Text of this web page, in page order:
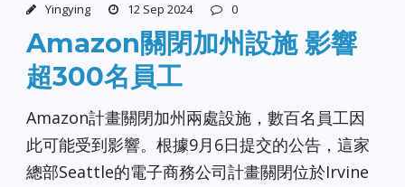
Yingying 12 Sep 2024 0
Amazon關閉加州設施 影響
超300名員工
Amazon計畫關閉加州兩處設施，數百名員工因
此可能受到影響。根據9月6日提交的公告，這家
總部Seattle的電子商務公司計畫關閉位於Irvine